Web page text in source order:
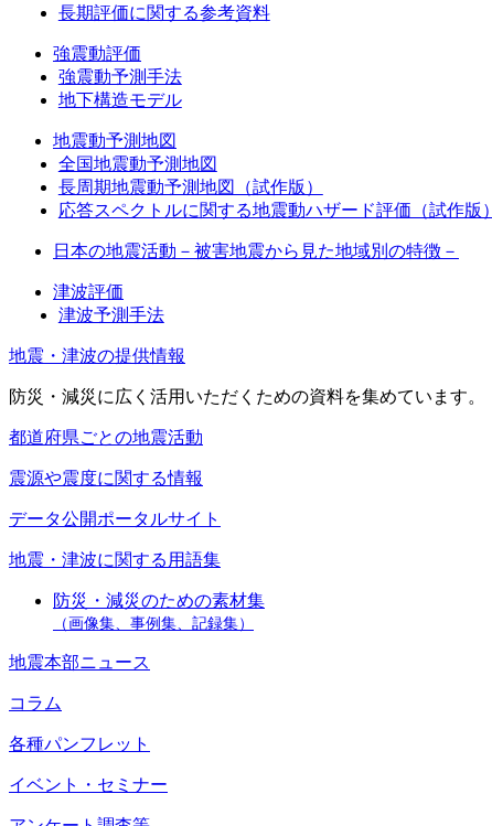
長期評価に関する参考資料
強震動評価
強震動予測手法
地下構造モデル
地震動予測地図
全国地震動予測地図
長周期地震動予測地図（試作版）
応答スペクトルに関する地震動ハザード評価（試作版）
日本の地震活動－被害地震から見た地域別の特徴－
津波評価
津波予測手法
地震・津波の提供情報
防災・減災に広く活用いただくための資料を集めています。
都道府県ごとの地震活動
震源や震度に関する情報
データ公開ポータルサイト
地震・津波に関する用語集
防災・減災のための素材集
（画像集、事例集、記録集）
地震本部ニュース
コラム
各種パンフレット
イベント・セミナー